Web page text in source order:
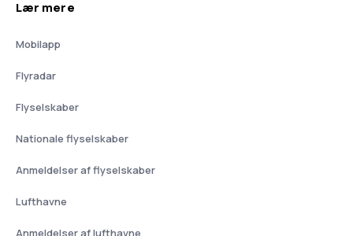
Lær mere
Mobilapp
Flyradar
Flyselskaber
Nationale flyselskaber
Anmeldelser af flyselskaber
Lufthavne
Anmeldelser af lufthavne